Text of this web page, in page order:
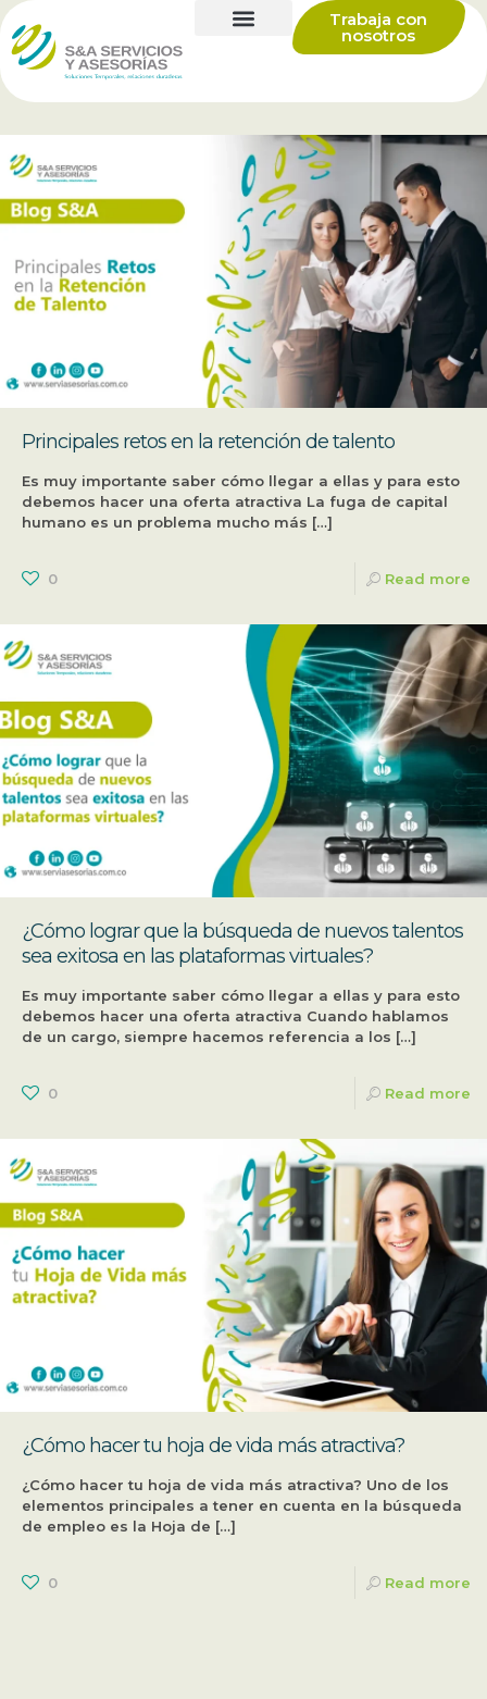
Trabaja con
nosotros
Principales retos en la retención de talento
Es muy importante saber cómo llegar a ellas y para esto
debemos hacer una oferta atractiva La fuga de capital
humano es un problema mucho más […]
0 Read more
¿Cómo lograr que la búsqueda de nuevos talentos
sea exitosa en las plataformas virtuales?
Es muy importante saber cómo llegar a ellas y para esto
debemos hacer una oferta atractiva Cuando hablamos
de un cargo, siempre hacemos referencia a los […]
0 Read more
¿Cómo hacer tu hoja de vida más atractiva?
¿Cómo hacer tu hoja de vida más atractiva? Uno de los
elementos principales a tener en cuenta en la búsqueda
de empleo es la Hoja de […]
0 Read more